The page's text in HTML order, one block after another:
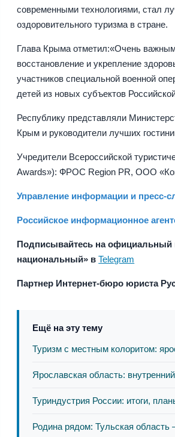
современными технологиями, стал
оздоровительного туризма в стране.
Глава Крыма отметил:«Очень
восстановление и укрепление
участников специальной военной
детей из новых субъектов
Республику представляли
Крым и руководители лучших
Учредители Всероссийской
Awards»): ФРОС Region PR, ООО
Управление информации и
Российское информационное
Подписывайтесь на
национальный» вTelegram
Партнер Интернет-бюро юриста
Ещё на эту тему
Туризм с местным колоритом:
Ярославская область:
Туриндустрия России: итоги,
Родина рядом: Тульская область